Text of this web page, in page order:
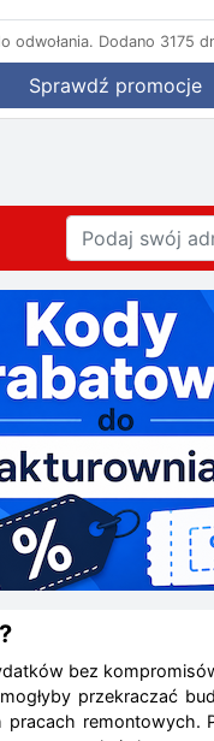
odwołania. Dodano 3175
Sprawdź promocje
bez
przekraczać
remontowych.